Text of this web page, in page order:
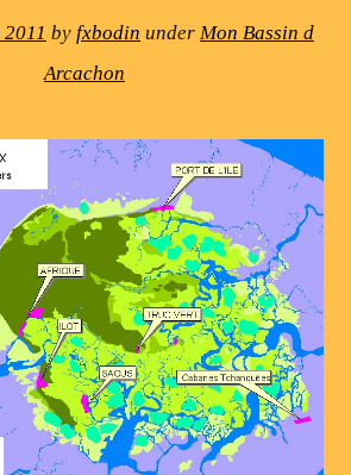
by fxbodin under Mon Bassin d
Arcachon